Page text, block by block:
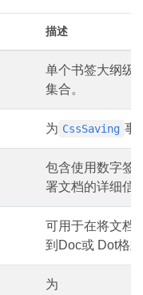
描述
单个书签大纲级
集合。
为 CssSaving 事
包含使用数字签
署文档的详细信
可用于在将文档
到Doc或 Dot格
为